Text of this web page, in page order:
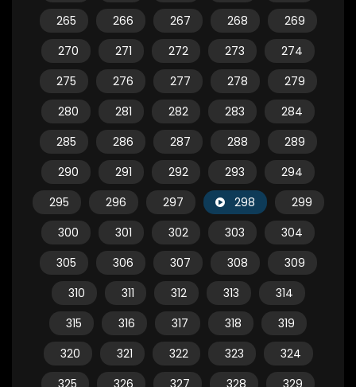
265
266 267 268
269
270
271 272 273
274
275
276 277 278
279
280
281 282 283
284
285
286 287 288
289
290
291 292 293
294
295
296 297 298
299
300
301 302 303
304
305
306 307 308
309
310
311 312 313
314
315
316 317 318
319
320
321 322 323
324